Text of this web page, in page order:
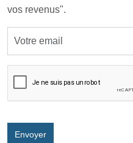
vos revenus".
Envoyer